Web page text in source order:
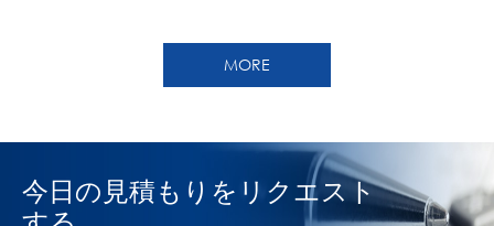
MORE
今日の見積もりをリクエスト